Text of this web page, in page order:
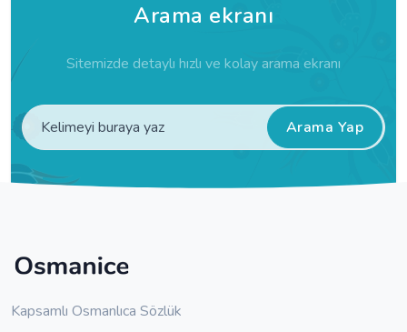
Arama ekranı
Sitemizde detaylı hızlı ve kolay arama ekranı
Arama Yap
Kapsamlı Osmanlıca Sözlük